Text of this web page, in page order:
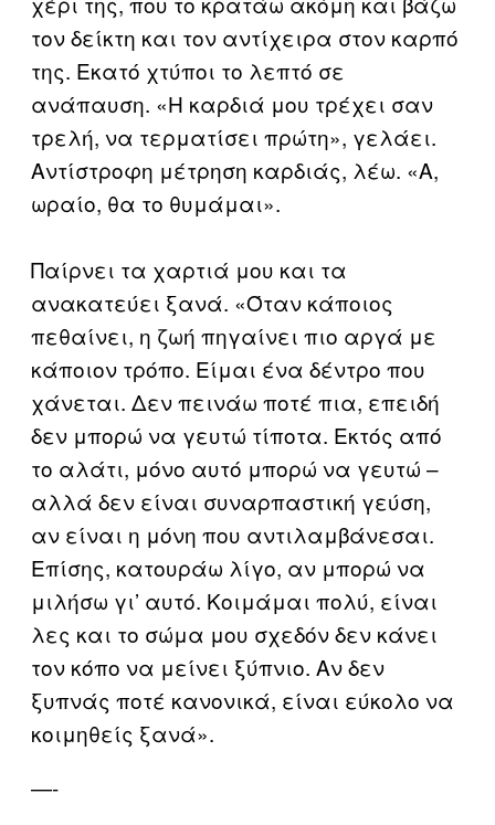
τον δείκτη και τον αντίχειρα στον καρπό
της. Εκατό χτύποι το λεπτό σε
ανάπαυση. «Η καρδιά μου τρέχει σαν
τρελή, να τερματίσει πρώτη», γελάει.
Αντίστροφη μέτρηση καρδιάς, λέω. «Α,
ωραίο, θα το θυμάμαι».
Παίρνει τα χαρτιά μου και τα
ανακατεύει ξανά. «Όταν κάποιος
πεθαίνει, η ζωή πηγαίνει πιο αργά με
κάποιον τρόπο. Είμαι ένα δέντρο που
χάνεται. Δεν πεινάω ποτέ πια, επειδή
δεν μπορώ να γευτώ τίποτα. Εκτός από
το αλάτι, μόνο αυτό μπορώ να γευτώ –
αλλά δεν είναι συναρπαστική γεύση,
αν είναι η μόνη που αντιλαμβάνεσαι.
Επίσης, κατουράω λίγο, αν μπορώ να
μιλήσω γι’ αυτό. Κοιμάμαι πολύ, είναι
λες και το σώμα μου σχεδόν δεν κάνει
τον κόπο να μείνει ξύπνιο. Αν δεν
ξυπνάς ποτέ κανονικά, είναι εύκολο να
κοιμηθείς ξανά».
—-